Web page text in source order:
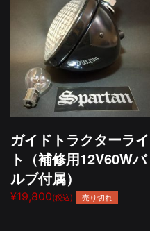
ガイドトラクターライ
ト（補修用12V60Wバ
ルブ付属）
¥19,800(税込) 売り切れ